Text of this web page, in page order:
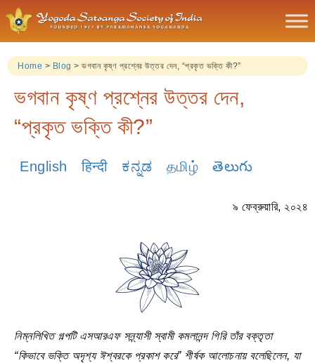
Home > Blog > ভগবান কৃষ্ণ প্রশ্নের উত্তর দেন, “প্রকৃত ভক্তি কী?”
ভগবান কৃষ্ণ প্রশ্নের উত্তর দেন,
“প্রকৃত ভক্তি কী?”
English हिन्दी ಕನ್ನಡ தமிழ் తెలుగు
৯ ফেব্রুয়ারি, ২০২৪
নিম্নলিখিত গল্পটি এসআরএফ সন্ন্যাসী স্বামী কমলানন্দ গিরি তাঁর বক্তৃতা
“কিভাবে ভক্তি অদৃশ্য ঈশ্বরকে প্রকাশ করে” শীর্ষক আলোচনায় বলেছিলেন, যা